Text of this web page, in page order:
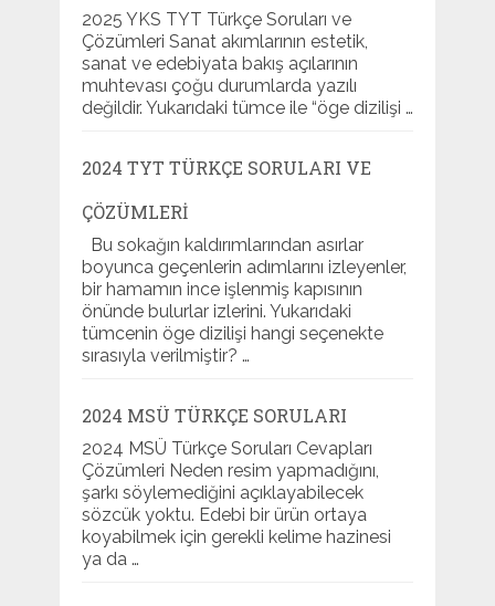
2025 YKS TYT Türkçe Soruları ve
Çözümleri Sanat akımlarının estetik,
sanat ve edebiyata bakış açılarının
muhtevası çoğu durumlarda yazılı
değildir. Yukarıdaki tümce ile “öge dizilişi …
2024 TYT TÜRKÇE SORULARI VE
ÇÖZÜMLERI
Bu sokağın kaldırımlarından asırlar
boyunca geçenlerin adımlarını izleyenler,
bir hamamın ince işlenmiş kapısının
önünde bulurlar izlerini. Yukarıdaki
tümcenin öge dizilişi hangi seçenekte
sırasıyla verilmiştir? …
2024 MSÜ TÜRKÇE SORULARI
2024 MSÜ Türkçe Soruları Cevapları
Çözümleri Neden resim yapmadığını,
şarkı söylemediğini açıklayabilecek
sözcük yoktu. Edebi bir ürün ortaya
koyabilmek için gerekli kelime hazinesi
ya da …